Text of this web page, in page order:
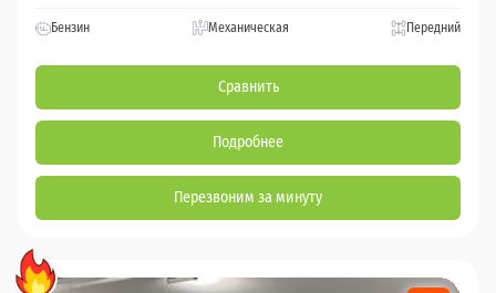
Бензин Механическая Передний
Сравнить
Подробнее
Перезвоним за минуту